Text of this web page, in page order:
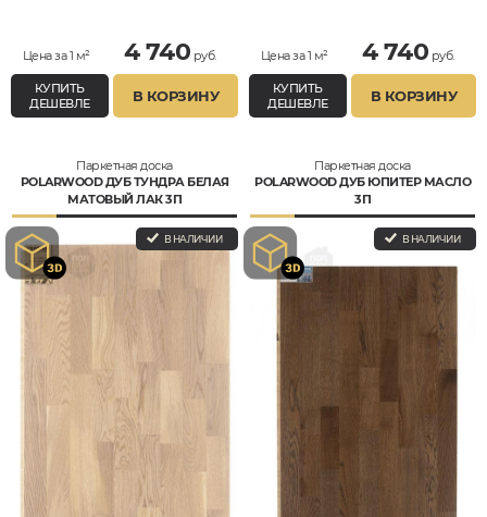
Цена за 1 м² 4 740 руб.
КУПИТЬ
ДЕШЕВЛЕ
В КОРЗИНУ
Цена за 1 м² 4 740 руб.
КУПИТЬ
ДЕШЕВЛЕ
В КОРЗИНУ
Паркетная доска
POLARWOOD ДУБ ТУНДРА БЕЛАЯ
МАТОВЫЙ ЛАК 3П
В НАЛИЧИИ
Паркетная доска
POLARWOOD ДУБ ЮПИТЕР МАСЛО
3П
В НАЛИЧИИ